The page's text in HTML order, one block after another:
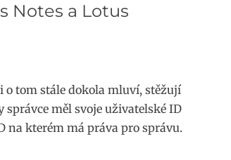
Notes a Lotus
o tom stále dokola mluví, stěžují
správce měl svoje uživatelské ID
na kterém má práva pro správu.